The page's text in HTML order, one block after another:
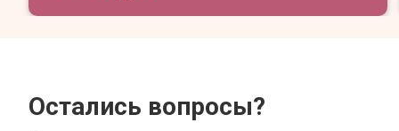
Остались вопросы?